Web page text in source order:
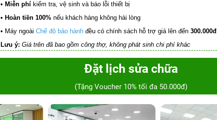
• Miễn phí kiểm tra, vệ sinh và báo lỗi thiết bị
• Hoàn tiền 100% nếu khách hàng không hài lòng
• Máy ngoài Chế độ bảo hành đều có chính sách hỗ trợ giá lên đến 300.000đ
Lưu ý: Giá trên đã bao gồm công thợ, không phát sinh chi phí khác
Đặt lịch sửa chữa
(Tặng Voucher 10% tối đa 50.000đ)